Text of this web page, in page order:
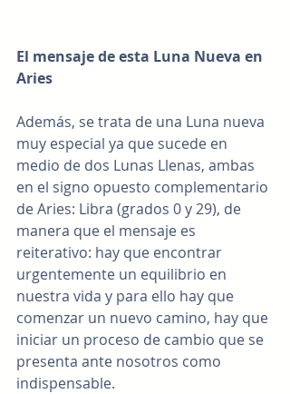
El mensaje de esta Luna Nueva en
Aries
Además, se trata de una Luna nueva
muy especial ya que sucede en
medio de dos Lunas Llenas, ambas
en el signo opuesto complementario
de Aries: Libra (grados 0 y 29), de
manera que el mensaje es
reiterativo: hay que encontrar
urgentemente un equilibrio en
nuestra vida y para ello hay que
comenzar un nuevo camino, hay que
iniciar un proceso de cambio que se
presenta ante nosotros como
indispensable.